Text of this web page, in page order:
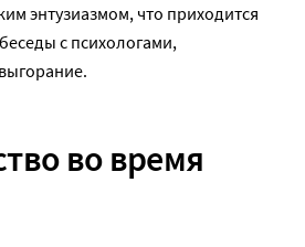
энтузиазмом, что приходится
с психологами,
во время